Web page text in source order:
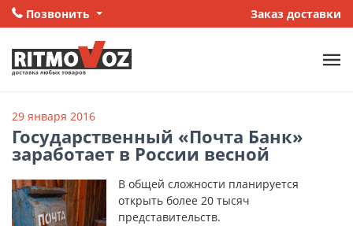
Позвонить Заказ доставки
29 января 2016
Государственный «Почта Банк»
заработает в России весной
В общей сложности планируется
открыть более 20 тысяч
представительств.